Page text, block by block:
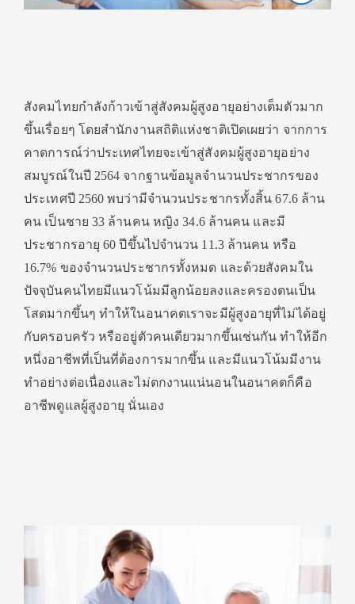
สังคมไทยกำลังก้าวเข้าสู่สังคมผู้สูงอายุอย่างเต็มตัวมาก
ขึ้นเรื่อยๆ โดยสำนักงานสถิติแห่งชาติเปิดเผยว่า จากการ
คาดการณ์ว่าประเทศไทยจะเข้าสู่สังคมผู้สูงอายุอย่าง
สมบูรณ์ในปี 2564 จากฐานข้อมูลจำนวนประชากรของ
ประเทศปี 2560 พบว่ามีจำนวนประชากรทั้งสิ้น 67.6 ล้าน
คน เป็นชาย 33 ล้านคน หญิง 34.6 ล้านคน และมี
ประชากรอายุ 60 ปีขึ้นไปจำนวน 11.3 ล้านคน หรือ
16.7% ของจำนวนประชากรทั้งหมด และด้วยสังคมใน
ปัจจุบันคนไทยมีแนวโน้มมีลูกน้อยลงและครองตนเป็น
โสดมากขึ้นๆ ทำให้ในอนาคตเราจะมีผู้สูงอายุที่ไม่ได้อยู่
กับครอบครัว หรืออยู่ตัวคนเดียวมากขึ้นเช่นกัน ทำให้อีก
หนึ่งอาชีพที่เป็นที่ต้องการมากขึ้น และมีแนวโน้มมีงาน
ทำอย่างต่อเนื่องและไม่ตกงานแน่นอนในอนาคตก็คือ
อาชีพดูแลผู้สูงอายุ นั่นเอง